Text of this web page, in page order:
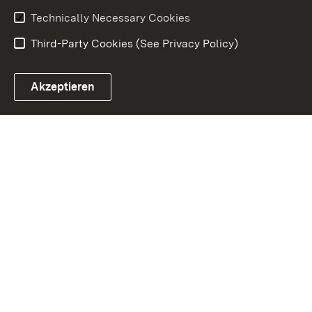
Technically Necessary Cookies
Third-Party Cookies (See Privacy Policy)
Akzeptieren